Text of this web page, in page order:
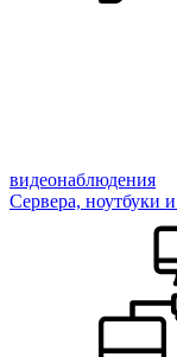
видеонаблюдения
Сервера, ноутбуки